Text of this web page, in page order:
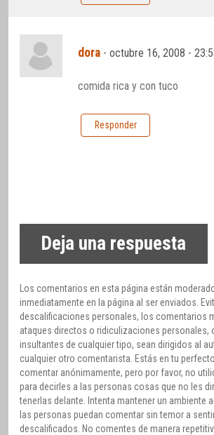
dora -octubre 16, 2008 -
comida rica y con tuco
Responder
Deja una respuesta
Los comentarios en esta página están
inmediatamente en la página al ser enviados.
descalificaciones personales, los comentarios
ataques directos o ridiculizaciones personales,
insultantes de cualquier tipo, sean dirigidos al
cualquier otro comentarista. Estás en tu
comentar anónimamente, pero por favor, no
para decirles a las personas cosas que no les
tenerlas delante. Intenta mantener un ambiente
las personas puedan comentar sin temor a
descalificados. No comentes de manera